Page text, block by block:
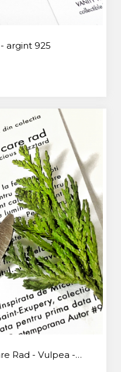
argint 925
Rad - Vulpea -